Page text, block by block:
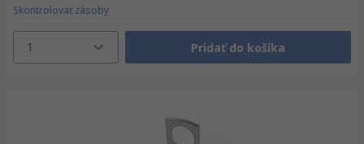
Skontrolovať zásoby
1 Pridať do košíka